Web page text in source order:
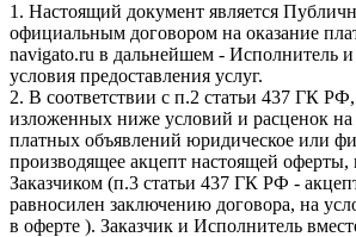
1. Настоящий документ является
официальным договором на оказание
navigato.ru в дальнейшем - Исполнитель
условия предоставления услуг.
2. В соответствии с п.2 статьи 437 ГК
изложенных ниже условий и расценок
платных объявлений юридическое или
производящее акцепт настоящей оферты,
Заказчиком (п.3 статьи 437 ГК РФ -
равносилен заключению договора, на
в оферте ). Заказчик и Исполнитель